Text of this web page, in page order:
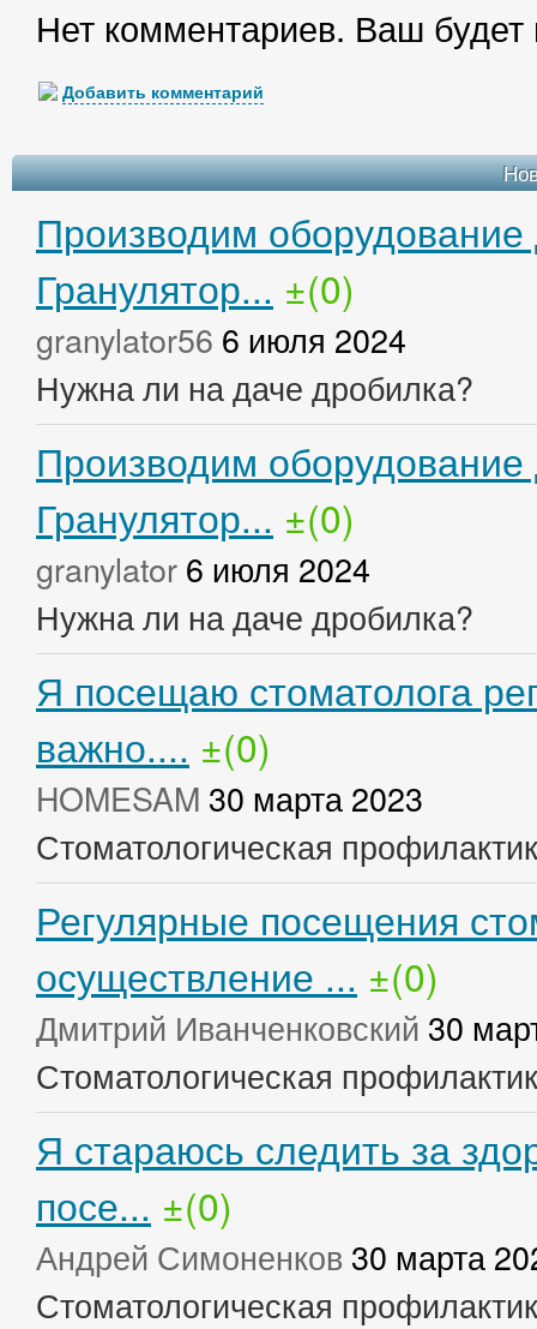
Нет комментариев. Ваш
Добавить комментарий
Производим
Гранулятор... ±(0)
granylator56 6 июля 2024
Нужна ли на даче дробилка?
Производим
Гранулятор... ±(0)
granylator 6 июля 2024
Нужна ли на даче дробилка?
Я посещаю стоматолога
важно.... ±(0)
HOMESAM 30 марта 2023
Стоматологическая
Регулярные посещения
осуществление ... ±(0)
Дмитрий Иванченковский 30
Стоматологическая
Я стараюсь следить за
посе... ±(0)
Андрей Симоненков 30 марта
Стоматологическая